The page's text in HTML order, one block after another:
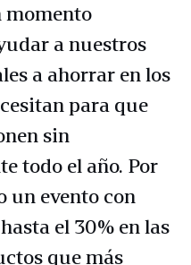
momento
a nuestros
a ahorrar en los
para que
sin
todo el año. Por
un evento con
el 30% en las
que más